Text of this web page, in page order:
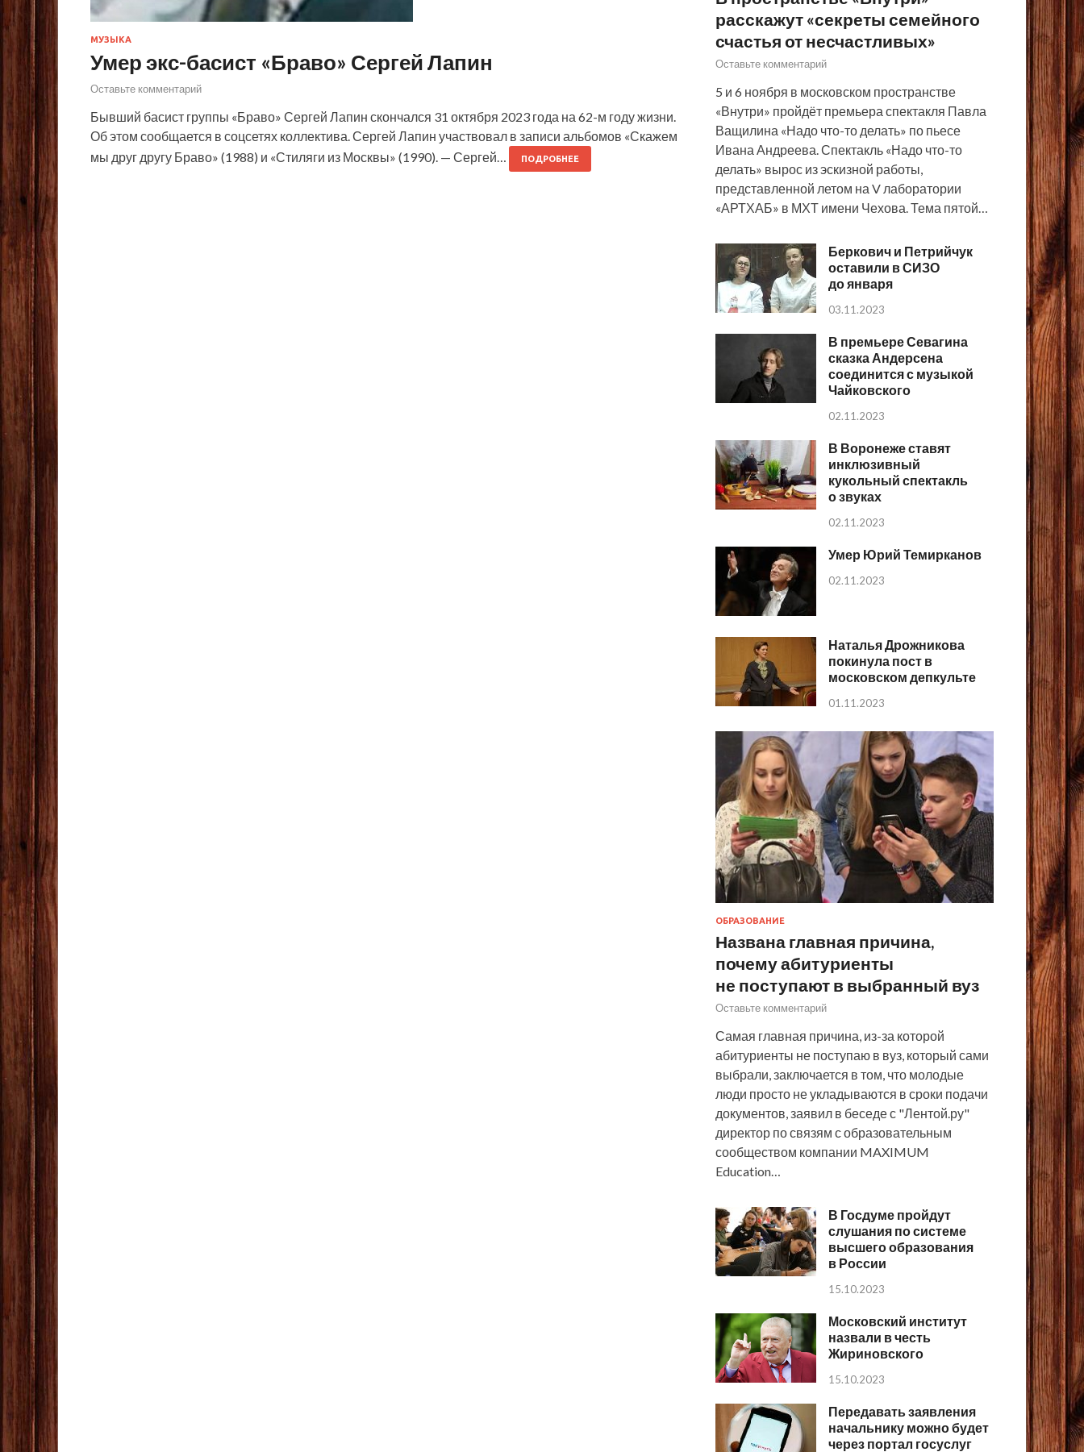
МУЗЫКА
Умер экс-басист «Браво» Сергей Лапин
Оставьте комментарий
Бывший басист группы «Браво» Сергей Лапин скончался 31 октября 2023 года на 62-м году жизни.
Об этом сообщается в соцсетях коллектива. Сергей Лапин участвовал в записи альбомов «Скажем
мы друг другу Браво» (1988) и «Стиляги из Москвы» (1990). — Сергей…
ПОДРОБНЕЕ
расскажут «секреты семейного
счастья от несчастливых»
Оставьте комментарий
5 и 6 ноября в московском пространстве
«Внутри» пройдёт премьера спектакля Павла
Ващилина «Надо что-то делать» по пьесе
Ивана Андреева. Спектакль «Надо что-то
делать» вырос из эскизной работы,
представленной летом на V лаборатории
«АРТХАБ» в МХТ имени Чехова. Тема пятой…
Беркович и Петрийчук
оставили в СИЗО
до января
03.11.2023
В премьере Севагина
сказка Андерсена
соединится с музыкой
Чайковского
02.11.2023
В Воронеже ставят
инклюзивный
кукольный спектакль
о звуках
02.11.2023
Умер Юрий Темирканов
02.11.2023
Наталья Дрожникова
покинула пост в
московском депкульте
01.11.2023
ОБРАЗОВАНИЕ
Названа главная причина,
почему абитуриенты
не поступают в выбранный вуз
Оставьте комментарий
Самая главная причина, из-за которой
абитуриенты не поступаю в вуз, который сами
выбрали, заключается в том, что молодые
люди просто не укладываются в сроки подачи
документов, заявил в беседе с "Лентой.ру"
директор по связям с образовательным
сообществом компании MAXIMUM
Education…
В Госдуме пройдут
слушания по системе
высшего образования
в России
15.10.2023
Московский институт
назвали в честь
Жириновского
15.10.2023
Передавать заявления
начальнику можно будет
через портал госуслуг